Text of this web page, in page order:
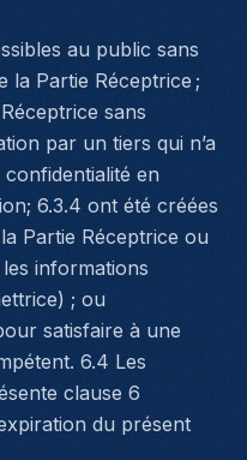
au public sans
la Partie Réceptrice ;
sans
par un tiers qui n’a
en
6.3.4 ont été créées
Partie Réceptrice ou
informations
; ou
satisfaire à une
6.4 Les
clause 6
du présent